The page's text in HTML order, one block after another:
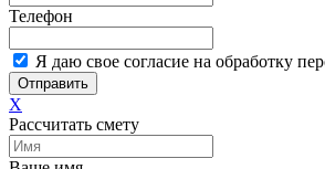
Телефон
Я даю свое согласие на обработку
Отправить
X
Рассчитать смету